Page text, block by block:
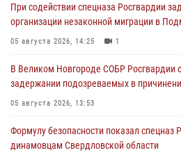
При содействии спецназа Росгвардии
организации незаконной миграции в
05 августа 2026, 14:25 1
В Великом Новгороде СОБР Росгвардии
задержании подозреваемых в
05 августа 2026, 13:53
Формулу безопасности показал
динамовцам Свердловской области